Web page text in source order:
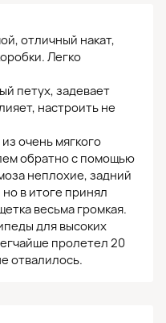
отличный накат,
Легко
петух, задевает
настроить не
очень мягкого
обратно с помощью
неплохие, задний
в итоге принял
весьма громкая.
для высоких
пролетел 20
отвалилось.